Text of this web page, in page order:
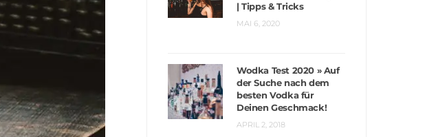
| Tipps & Tricks
MAI 6, 2020
Wodka Test 2020 » Auf
der Suche nach dem
besten Vodka für
Deinen Geschmack!
APRIL 2, 2018